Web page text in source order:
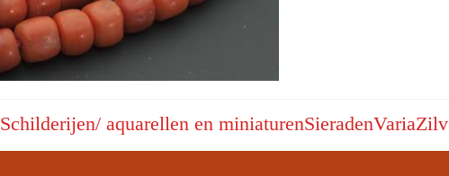
Schilderijen/ aquarellen en miniaturenSieradenVaria